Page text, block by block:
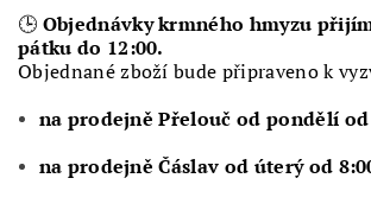
🕒 Objednávky krmného hmyzu
pátku do 12:00.
Objednané zboží bude připraveno k
na prodejně Přelouč od pondělí od
na prodejně Čáslav od úterý od